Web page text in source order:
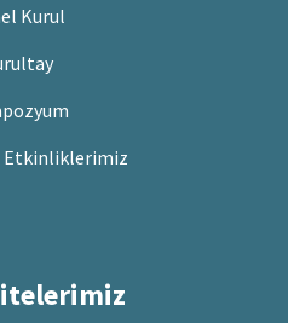
Kurul
Etkinliklerimiz